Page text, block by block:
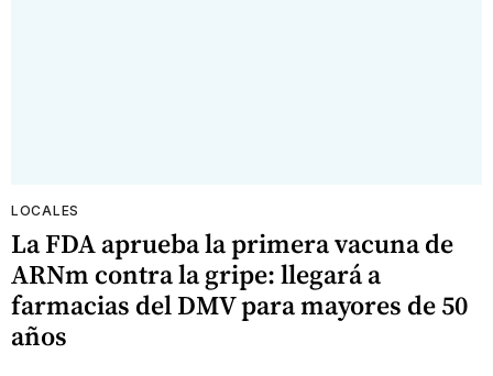
LOCALES
La FDA aprueba la primera vacuna de
ARNm contra la gripe: llegará a
farmacias del DMV para mayores de 50
años